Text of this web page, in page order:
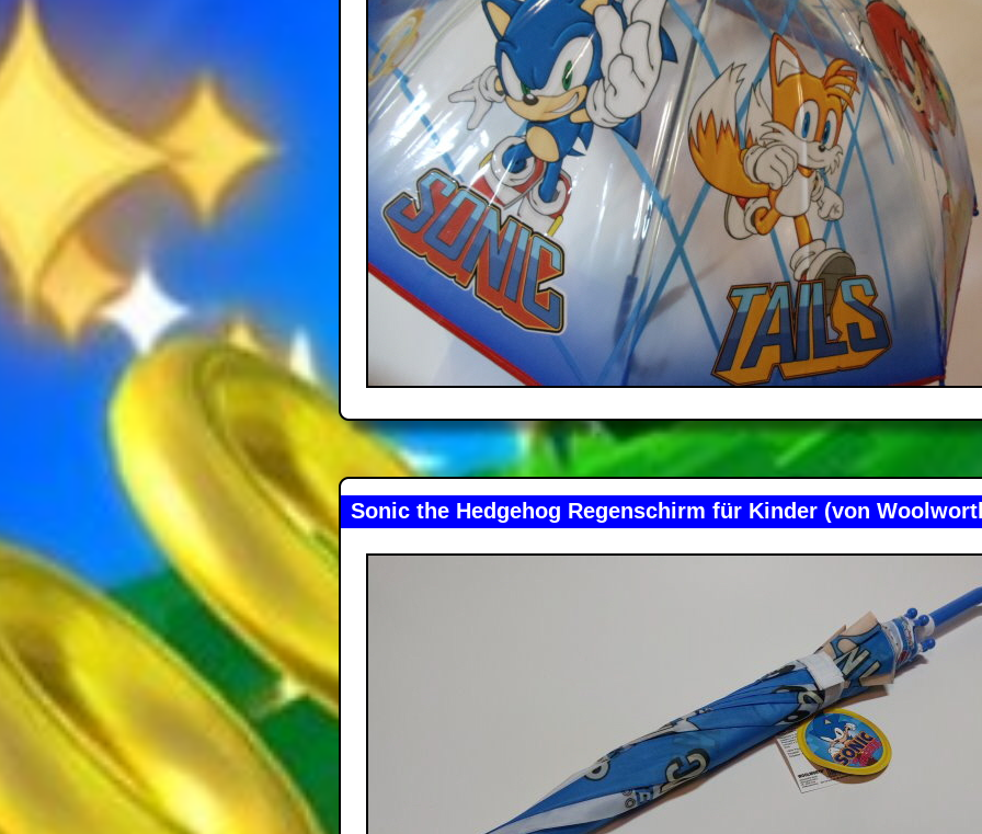
Sonic the Hedgehog Regenschirm für Kinder (von